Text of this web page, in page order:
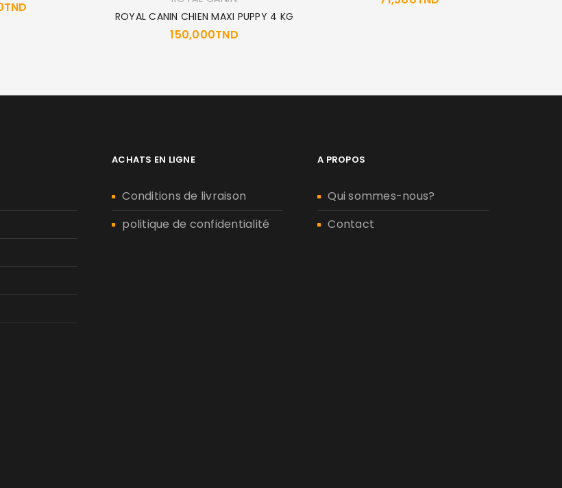
TND
ROYAL CANIN CHIEN MAXI PUPPY 4 KG
150,000TND
ACHATS EN LIGNE
Conditions de livraison
politique de confidentialité
A PROPOS
Qui sommes-nous?
Contact